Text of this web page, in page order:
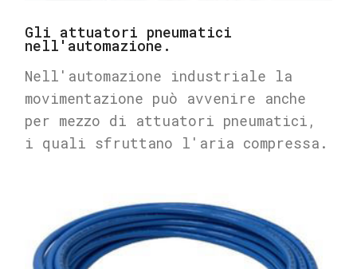
Gli attuatori pneumatici
nell'automazione.
Nell'automazione industriale la
movimentazione può avvenire anche
per mezzo di attuatori pneumatici,
i quali sfruttano l'aria compressa.